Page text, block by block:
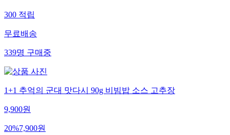
300적립
무료배송
339명구매중
1+1 추억의 군대 맛다시 90g 비빔밥 소스 고추장
9,900원
20%7,900원